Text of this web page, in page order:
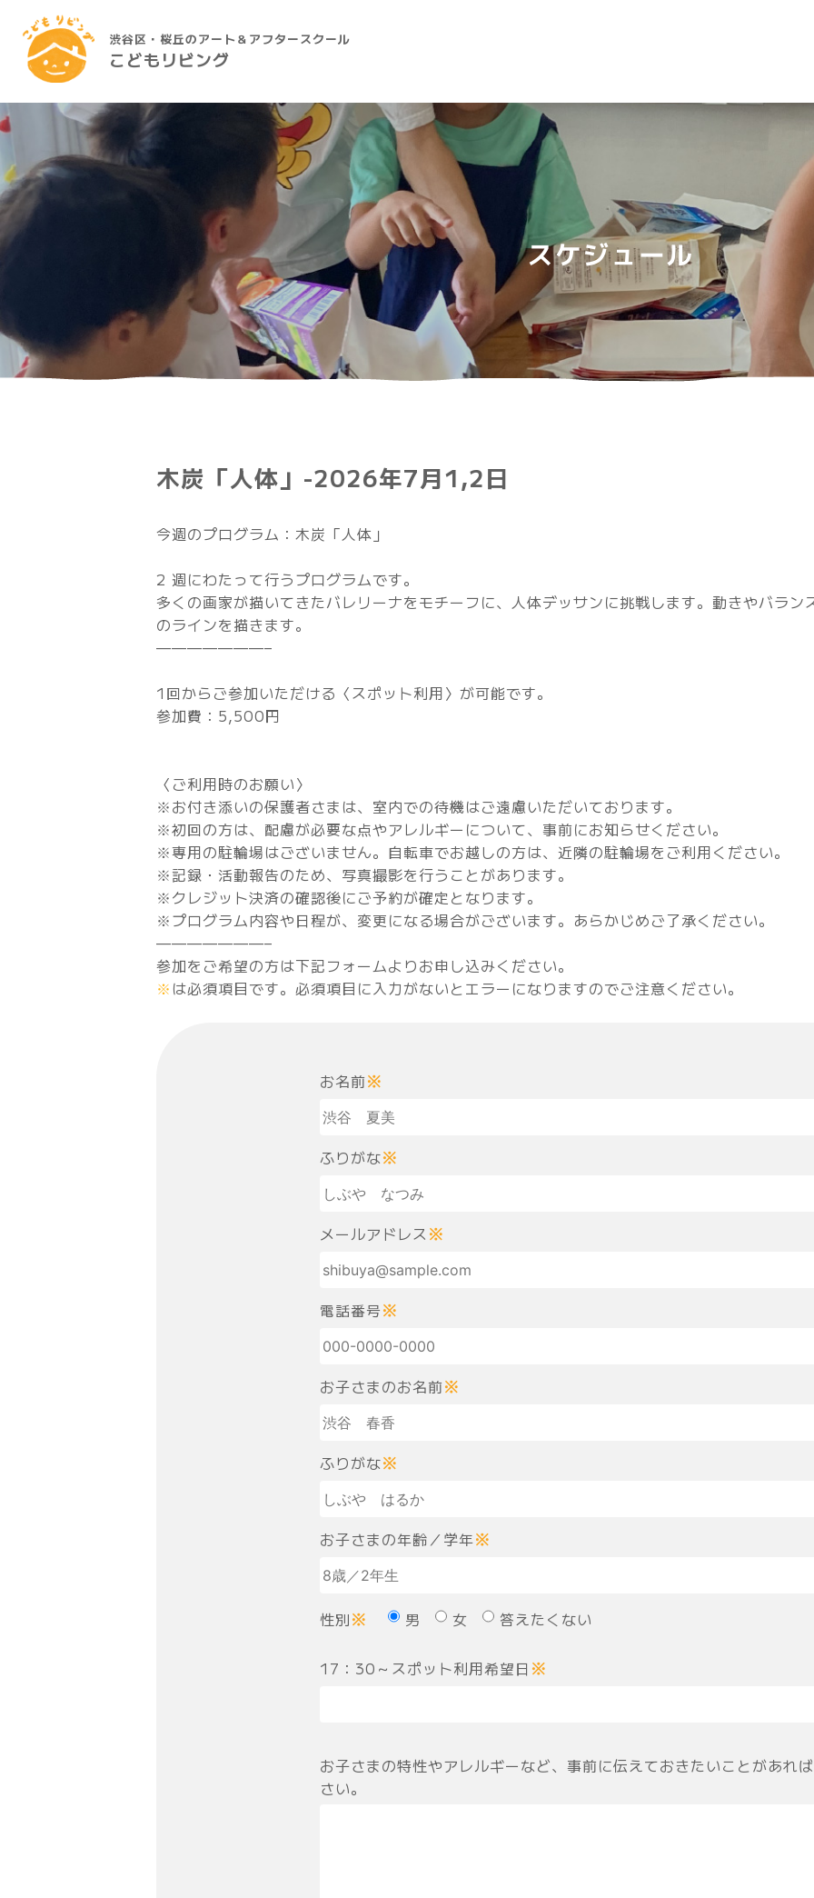
渋谷区・桜丘のアート＆アフタースクール
こどもリビング
スケジュール
木炭「人体」-2026年7月1,2日
今週のプログラム：木炭「人体」
2 週にわたって行うプログラムです。
多くの画家が描いてきたバレリーナをモチーフに、人体デッサンに挑戦します。動きやバラ
のラインを描きます。
———————–
1回からご参加いただける〈スポット利用〉が可能です。
参加費：5,500円
〈ご利用時のお願い〉
※お付き添いの保護者さまは、室内での待機はご遠慮いただいております。
※初回の方は、配慮が必要な点やアレルギーについて、事前にお知らせください。
※専用の駐輪場はございません。自転車でお越しの方は、近隣の駐輪場をご利用ください。
※記録・活動報告のため、写真撮影を行うことがあります。
※クレジット決済の確認後にご予約が確定となります。
※プログラム内容や日程が、変更になる場合がございます。あらかじめご了承ください。
———————–
参加をご希望の方は下記フォームよりお申し込みください。
※ は必須項目です。必須項目に入力がないとエラーになりますのでご注意ください。
お名前※
ふりがな※
メールアドレス ※
電話番号※
お子さまのお名前※
ふりがな※
お子さまの年齢／学年※
性別※ 男 女 答えたくない
17：30～スポット利用希望日 ※
お子さまの特性やアレルギーなど、事前に伝えておきたいことがあれ
さい。